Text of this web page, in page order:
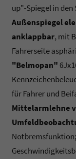
up"-Spiegel in
Außenspiegel
anklappbar, mit
Fahrerseite
"Belmopan"
für Fahrer und
Mittelarmlehne